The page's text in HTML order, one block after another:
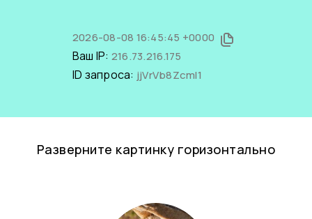
2026-08-08 16:45:45 +0000
Ваш IP: 216.73.216.175
ID запроса: jjVrVb8ZcmI1
Разверните картинку горизонтально